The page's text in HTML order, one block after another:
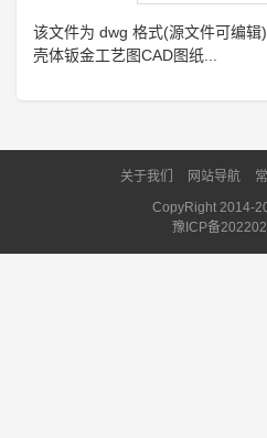
该文件为 dwg 格式(源文件可编辑
壳体钣金工艺图CAD图纸...
关于我们 网站导航
CopyRight 2014-
豫ICP备